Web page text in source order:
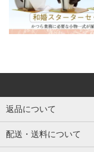
返品について
配送・送料について